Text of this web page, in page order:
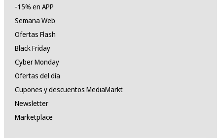
-15% en APP
Semana Web
Ofertas Flash
Black Friday
Cyber Monday
Ofertas del día
Cupones y descuentos MediaMarkt
Newsletter
Marketplace